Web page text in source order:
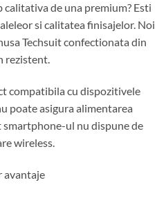
calitativa de una premium? Esti
si calitatea finisajelor. Noi
Techsuit confectionata din
rezistent.
compatibila cu dispozitivele
poate asigura alimentarea
ul nu dispune de
wireless.
avantaje